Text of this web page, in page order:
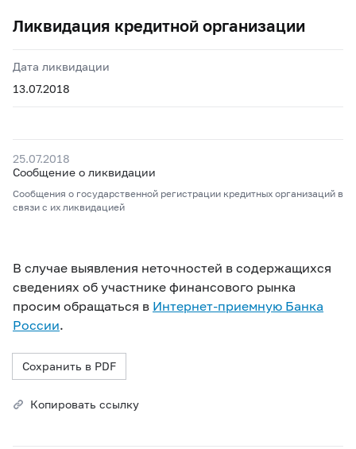
Ликвидация кредитной организации
Дата ликвидации
13.07.2018
25.07.2018
Сообщение о ликвидации
Сообщения о государственной регистрации кредитных организаций в
связи с их ликвидацией
В случае выявления неточностей в содержащихся
сведениях об участнике финансового рынка
просим обращаться в Интернет-приемную Банка
России.
Сохранить в PDF
Копировать ссылку